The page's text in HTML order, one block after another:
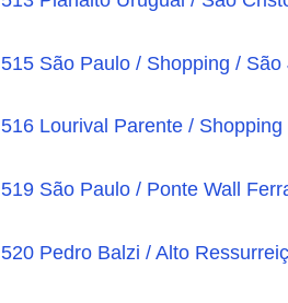
515 São Paulo / Shopping / São
516 Lourival Parente / Shopping
519 São Paulo / Ponte Wall
520 Pedro Balzi / Alto